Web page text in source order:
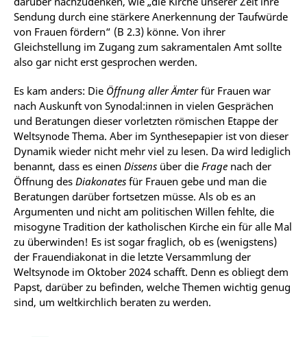
Sendung durch eine stärkere Anerkennung der Taufwürde
von Frauen fördern“ (B 2.3) könne. Von ihrer
Gleichstellung im Zugang zum sakramentalen Amt sollte
also gar nicht erst gesprochen werden.
Es kam anders: Die Öffnung aller Ämterfür Frauen war
nach Auskunft von Synodal:innen in vielen Gesprächen
und Beratungen dieser vorletzten römischen Etappe der
Weltsynode Thema. Aber im Synthesepapier ist von dieser
Dynamik wieder nicht mehr viel zu lesen. Da wird lediglich
benannt, dass es einen Dissens über die Frage nach der
Öffnung des Diakonates für Frauen gebe und man die
Beratungen darüber fortsetzen müsse. Als ob es an
Argumenten und nicht am politischen Willen fehlte, die
misogyne Tradition der katholischen Kirche ein für alle Mal
zu überwinden! Es ist sogar fraglich, ob es (wenigstens)
der Frauendiakonat in die letzte Versammlung der
Weltsynode im Oktober 2024 schafft. Denn es obliegt dem
Papst, darüber zu befinden, welche Themen wichtig genug
sind, um weltkirchlich beraten zu werden.